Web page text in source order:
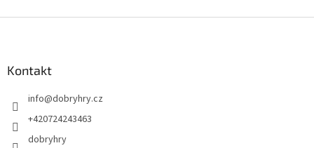
Kontakt
info@dobryhry.cz
+420724243463
dobryhry